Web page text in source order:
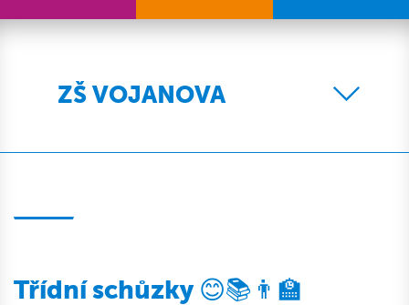
ZŠ VOJANOVA
Třídní schůzky 😊📚👨‍🏫